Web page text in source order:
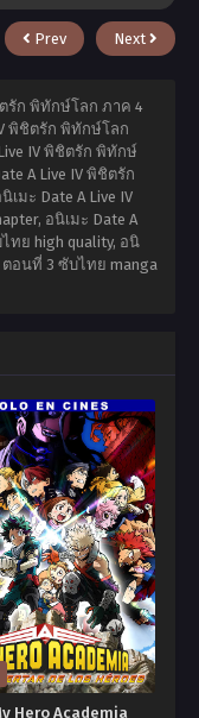
Prev Next
ตรัก พิทักษ์โลก ภาค 4
พิชิตรัก พิทักษ์โลก
IV พิชิตรัก พิทักษ์
A Live IV พิชิตรัก
มะ Date A Live IV
อนิเมะ Date A
ทย high quality, อนิ
ตอนที่ 3 ซับไทย manga
Hero Academia